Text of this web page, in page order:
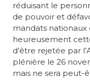
réduisant le
de pouvoir et
mandats nationaux
heureusement
d’être rejetée par
plénière le 26
mais ne sera peut-